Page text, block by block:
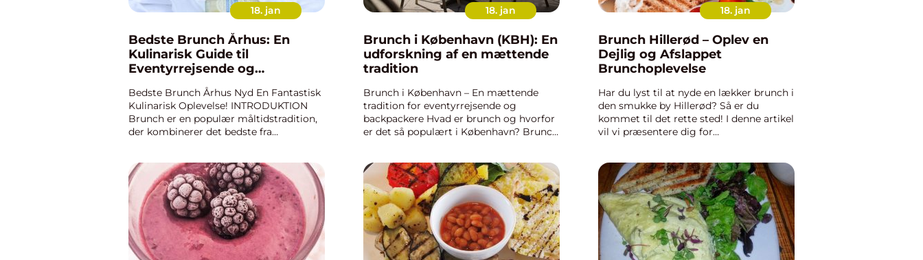
18. jan
Bedste Brunch Århus: En
Kulinarisk Guide til
Eventyrrejsende og
Bedste Brunch Århus Nyd En Fantastisk
Kulinarisk Oplevelse! INTRODUKTION
Brunch er en populær måltidstradition,
der kombinerer det bedste fra
Danmark, der byder på et væld af s...
18. jan
Brunch i København (KBH): En
udforskning af en mættende
tradition
Brunch i København – En mættende
tradition for eventyrrejsende og
backpackere Hvad er brunch og hvorfor
er det så populært i København? Brunch
utallige spisesteder, d...
18. jan
Brunch Hillerød – Oplev en
Dejlig og Afslappet
Brunchoplevelse
Har du lyst til at nyde en lækker brunch i
den smukke by Hillerød? Så er du
kommet til det rette sted! I denne artikel
vil vi præsentere dig for
brunchkulturen har udviklet sig...